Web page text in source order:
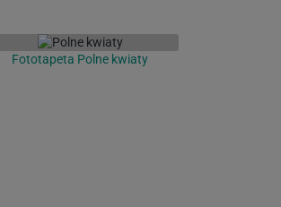
Fototapeta Polne kwiaty